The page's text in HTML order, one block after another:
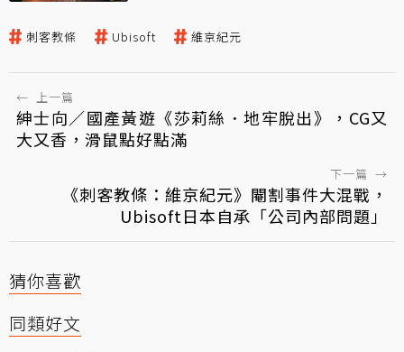
刺客教條 Ubisoft 維京紀元
← 上一篇
紳士向／國產黃遊《莎莉絲．地牢脫出》，CG又
大又香，滑鼠點好點滿
下一篇 →
《刺客教條：維京紀元》閹割事件大混戰，
Ubisoft日本自承「公司內部問題」
猜你喜歡
同類好文